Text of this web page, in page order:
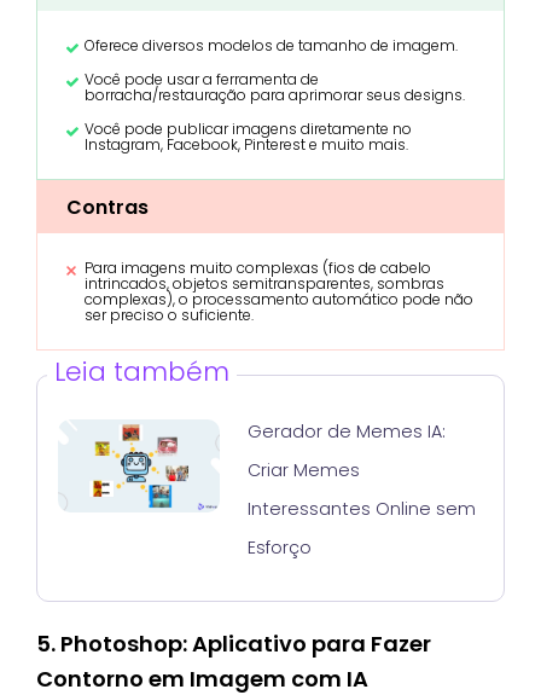
Oferece diversos modelos de tamanho de imagem.
Você pode usar a ferramenta de
borracha/restauração para aprimorar seus designs.
Você pode publicar imagens diretamente no
Instagram, Facebook, Pinterest e muito mais.
Contras
Para imagens muito complexas (fios de cabelo
intrincados, objetos semitransparentes, sombras
complexas), o processamento automático pode não
ser preciso o suficiente.
Leia também
Gerador de Memes IA:
Criar Memes
Interessantes Online sem
Esforço
5. Photoshop: Aplicativo para Fazer
Contorno em Imagem com IA